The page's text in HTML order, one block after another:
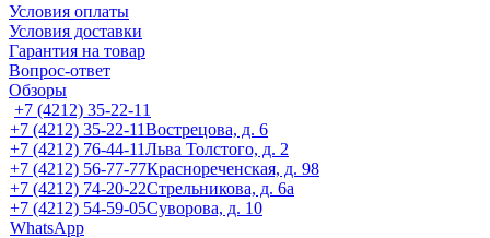
Условия оплаты
Условия доставки
Гарантия на товар
Вопрос-ответ
Обзоры
+7 (4212) 35-22-11
+7 (4212) 35-22-11Вострецова, д. 6
+7 (4212) 76-44-11Льва Толстого, д. 2
+7 (4212) 56-77-77Краснореченская, д. 98
+7 (4212) 74-20-22Стрельникова, д. 6а
+7 (4212) 54-59-05Суворова, д. 10
WhatsApp